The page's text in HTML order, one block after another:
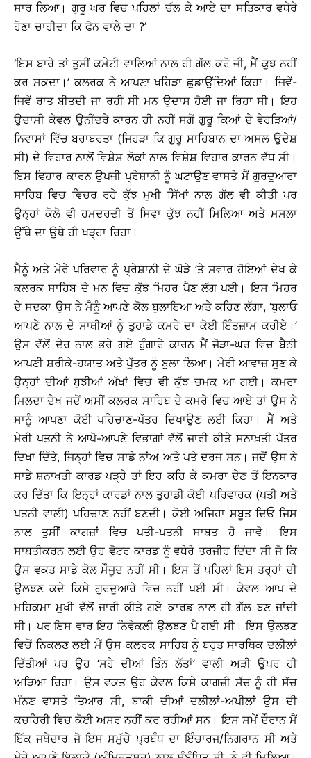
ਸਾਰ ਲਿਆ। ਗੁਰੂ ਘਰ ਵਿਚ ਪਹਿਲਾਂ ਚੱਲ ਕੇ ਆਏ ਦਾ ਸਤਿਕਾਰ ਵਧੇਰੇ
ਹੋਣਾ ਚਾਹੀਦਾ ਕਿ ਫੋਨ ਵਾਲੇ ਦਾ ?’
‘ਇਸ ਬਾਰੇ ਤਾਂ ਤੁਸੀਂ ਕਮੇਟੀ ਵਾਲਿਆਂ ਨਾਲ ਹੀ ਗੱਲ ਕਰੋ ਜੀ, ਮੈਂ ਕੁਝ ਨਹੀਂ
ਕਰ ਸਕਦਾ।’ ਕਲਰਕ ਨੇ ਆਪਣਾ ਖਹਿੜਾ ਛੁਡਾਉਂਦਿਆਂ ਕਿਹਾ। ਜਿਵੇਂ-
ਜਿਵੇਂ ਰਾਤ ਬੀਤਦੀ ਜਾ ਰਹੀ ਸੀ ਮਨ ਉਦਾਸ ਹੋਈ ਜਾ ਰਿਹਾ ਸੀ। ਇਹ
ਉਦਾਸੀ ਕੇਵਲ ਉਨੀਂਦਰੇ ਕਾਰਨ ਹੀ ਨਹੀਂ ਸਗੋਂ ਗੁਰੂ ਕਿਆਂ ਦੇ ਵੇਹੜਿਆਂ/
ਨਿਵਾਸਾਂ ਵਿੱਚ ਬਰਾਬਰਤਾ (ਜਿਹੜਾ ਕਿ ਗੁਰੂ ਸਾਹਿਬਾਨ ਦਾ ਅਸਲ ਉਦੇਸ਼
ਸੀ) ਦੇ ਵਿਹਾਰ ਨਾਲੋਂ ਵਿਸ਼ੇਸ਼ ਲੋਕਾਂ ਨਾਲ ਵਿਸ਼ੇਸ਼ ਵਿਹਾਰ ਕਾਰਨ ਵੱਧ ਸੀ।
ਇਸ ਵਿਹਾਰ ਕਾਰਨ ਉਪਜੀ ਪ੍ਰੇਸ਼ਾਨੀ ਨੂੰ ਘਟਾਉਣ ਵਾਸਤੇ ਮੈਂ ਗੁਰਦੁਆਰਾ
ਸਾਹਿਬ ਵਿਚ ਵਿਚਰ ਰਹੇ ਕੁੱਝ ਮੁਖੀ ਸਿੱਖਾਂ ਨਾਲ ਗੱਲ ਵੀ ਕੀਤੀ ਪਰ
ਉਨ੍ਹਾਂ ਕੋਲੋ ਵੀ ਹਮਦਰਦੀ ਤੋਂ ਸਿਵਾ ਕੁੱਝ ਨਹੀਂ ਮਿਲਿਆ ਅਤੇ ਮਸਲਾ
ਉੱਥੇ ਦਾ ਉਥੇ ਹੀ ਖੜ੍ਹਾ ਰਿਹਾ।
ਮੈਨੂੰ ਅਤੇ ਮੇਰੇ ਪਰਿਵਾਰ ਨੂੰ ਪ੍ਰੇਸ਼ਾਨੀ ਦੇ ਘੋੜੇ ’ਤੇ ਸਵਾਰ ਹੋਇਆਂ ਦੇਖ ਕੇ
ਕਲਰਕ ਸਾਹਿਬ ਦੇ ਮਨ ਵਿਚ ਕੁੱਝ ਮਿਹਰ ਪੈਣ ਲੱਗ ਪਈ। ਇਸ ਮਿਹਰ
ਦੇ ਸਦਕਾ ਉਸ ਨੇ ਮੈਨੂੰ ਆਪਣੇ ਕੋਲ ਬੁਲਾਇਆ ਅਤੇ ਕਹਿਣ ਲੱਗਾ, ‘ਬੁਲਾਓ
ਆਪਣੇ ਨਾਲ ਦੇ ਸਾਥੀਆਂ ਨੂੰ ਤੁਹਾਡੇ ਕਮਰੇ ਦਾ ਕੋਈ ਇੰਤਜ਼ਾਮ ਕਰੀਏ।’
ਉਸ ਵੱਲੋਂ ਦੇਰ ਨਾਲ ਭਰੇ ਗਏ ਹੁੰਗਾਰੇ ਕਾਰਨ ਮੈਂ ਜੋੜਾ-ਘਰ ਵਿਚ ਬੈਠੀ
ਆਪਣੀ ਸ਼ਰੀਕੇ-ਹਯਾਤ ਅਤੇ ਪੁੱਤਰ ਨੂੰ ਬੁਲਾ ਲਿਆ। ਮੇਰੀ ਆਵਾਜ਼ ਸੁਣ ਕੇ
ਉਨ੍ਹਾਂ ਦੀਆਂ ਬੁਝੀਆਂ ਅੱਖਾਂ ਵਿਚ ਵੀ ਕੁੱਝ ਚਮਕ ਆ ਗਈ। ਕਮਰਾ
ਮਿਲਦਾ ਦੇਖ ਜਦੋਂ ਅਸੀਂ ਕਲਰਕ ਸਾਹਿਬ ਦੇ ਕਮਰੇ ਵਿਚ ਆਏ ਤਾਂ ਉਸ ਨੇ
ਸਾਨੂੰ ਆਪਣਾ ਕੋਈ ਪਹਿਚਾਣ-ਪੱਤਰ ਦਿਖਾਉਣ ਲਈ ਕਿਹਾ। ਮੈਂ ਅਤੇ
ਮੇਰੀ ਪਤਨੀ ਨੇ ਆਪੋ-ਆਪਣੇ ਵਿਭਾਗਾਂ ਵੱਲੋਂ ਜਾਰੀ ਕੀਤੇ ਸਨਾਖ਼ਤੀ ਪੱਤਰ
ਦਿਖਾ ਦਿੱਤੇ, ਜਿਨ੍ਹਾਂ ਵਿਚ ਸਾਡੇ ਨਾਂਅ ਅਤੇ ਪਤੇ ਦਰਜ ਸਨ। ਜਦੋਂ ਉਸ ਨੇ
ਸਾਡੇ ਸ਼ਨਾਖਤੀ ਕਾਰਡ ਪੜ੍ਹੇ ਤਾਂ ਇਹ ਕਹਿ ਕੇ ਕਮਰਾ ਦੇਣ ਤੋਂ ਇਨਕਾਰ
ਕਰ ਦਿੱਤਾ ਕਿ ਇਨ੍ਹਾਂ ਕਾਰਡਾਂ ਨਾਲ ਤੁਹਾਡੀ ਕੋਈ ਪਰਿਵਾਰਕ (ਪਤੀ ਅਤੇ
ਪਤਨੀ ਵਾਲੀ) ਪਹਿਚਾਣ ਨਹੀਂ ਬਣਦੀ। ਕੋਈ ਅਜਿਹਾ ਸਬੂਤ ਦਿਓ ਜਿਸ
ਨਾਲ ਤੁਸੀਂ ਕਾਗਜ਼ਾਂ ਵਿਚ ਪਤੀ-ਪਤਨੀ ਸਾਬਤ ਹੋ ਜਾਵੋ। ਇਸ
ਸਾਬਤੀਕਰਨ ਲਈ ਉਹ ਵੋਟਰ ਕਾਰਡ ਨੂੰ ਵਧੇਰੇ ਤਰਜੀਹ ਦਿੰਦਾ ਸੀ ਜੋ ਕਿ
ਉਸ ਵਕਤ ਸਾਡੇ ਕੋਲ ਮੌਜੂਦ ਨਹੀਂ ਸੀ। ਇਸ ਤੋਂ ਪਹਿਲਾਂ ਇਸ ਤਰ੍ਹਾਂ ਦੀ
ਉਲਝਣ ਕਦੇ ਕਿਸੇ ਗੁਰਦੁਆਰੇ ਵਿਚ ਨਹੀਂ ਪਈ ਸੀ। ਕੇਵਲ ਆਪ ਦੇ
ਮਹਿਕਮਾ ਮੁਖੀ ਵੱਲੋਂ ਜਾਰੀ ਕੀਤੇ ਗਏ ਕਾਰਡ ਨਾਲ ਹੀ ਗੱਲ ਬਣ ਜਾਂਦੀ
ਸੀ। ਪਰ ਇਸ ਵਾਰ ਇਹ ਨਿਵੇਕਲੀ ਉਲਝਣ ਪੈ ਗਈ ਸੀ। ਇਸ ਉਲਝਣ
ਵਿਚੋਂ ਨਿਕਲਣ ਲਈ ਮੈਂ ਉਸ ਕਲਰਕ ਸਾਹਿਬ ਨੂੰ ਬਹੁਤ ਸਾਰਥਿਕ ਦਲੀਲਾਂ
ਦਿੱਤੀਆਂ ਪਰ ਉਹ ‘ਸਹੇ ਦੀਆਂ ਤਿੰਨ ਲੱਤਾਂ’ ਵਾਲੀ ਅੜੀ ਉਪਰ ਹੀ
ਅੜਿਆ ਰਿਹਾ। ਉਸ ਵਕਤ ਉੇਹ ਕੇਵਲ ਕਿਸੇ ਕਾਗਜ਼ੀ ਸੱਚ ਨੂੰ ਹੀ ਸੱਚ
ਮੰਨਣ ਵਾਸਤੇ ਤਿਆਰ ਸੀ, ਬਾਕੀ ਦੀਆਂ ਦਲੀਲਾਂ-ਅਪੀਲਾਂ ਉਸ ਦੀ
ਕਚਹਿਰੀ ਵਿਚ ਕੋਈ ਅਸਰ ਨਹੀਂ ਕਰ ਰਹੀਆਂ ਸਨ। ਇਸ ਸਮੇਂ ਦੌਰਾਨ ਮੈਂ
ਇੱਕ ਜਥੇਦਾਰ ਜੋ ਇਸ ਸਮੁੱਚੇ ਪ੍ਰਬੰਧ ਦਾ ਇੰਚਾਰਜ/ਨਿਗਰਾਨ ਸੀ ਅਤੇ